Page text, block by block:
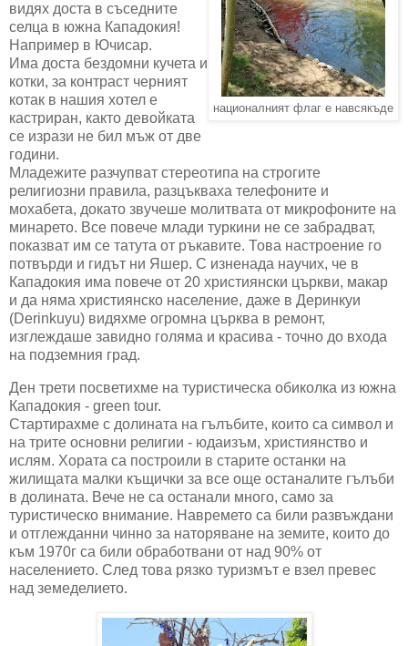
националният флаг е навсякъде
видях доста в съседните
селца в южна Кападокия!
Например в Ючисар.
Има доста бездомни кучета и
котки, за контраст черният
котак в нашия хотел е
кастриран, както девойката
се изрази не бил мъж от две
години.
Младежите разчупват стереотипа на строгите
религиозни правила, разцъкваха телефоните и
мохабета, докато звучеше молитвата от микрофоните на
минарето. Все повече млади туркини не се забрадват,
показват им се татута от ръкавите. Това настроение го
потвърди и гидът ни Яшер. С изненада научих, че в
Кападокия има повече от 20 християнски църкви, макар
и да няма християнско население, даже в Деринкуи
(Derinkuyu) видяхме огромна църква в ремонт,
изглеждаше завидно голяма и красива - точно до входа
на подземния град.
Ден трети посветихме на туристическа обиколка из южна
Кападокия - green tour.
Стартирахме с долината на гълъбите, които са символ и
на трите основни религии - юдаизъм, християнство и
ислям. Хората са построили в старите останки на
жилищата малки къщички за все още останалите гълъби
в долината. Вече не са останали много, само за
туристическо внимание. Навремето са били развъждани
и отглежданни чинно за наторяване на земите, които до
към 1970г са били обработвани от над 90% от
населението. След това рязко туризмът е взел превес
над земеделието.